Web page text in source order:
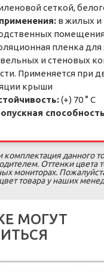
сеткой,
в жилых и
пленка
и стеновых
Применяется при
крыши
(+) 70 ° C
комплектация данного
Оттенки цвета
мониторах.
товара у наших
МОГУТ